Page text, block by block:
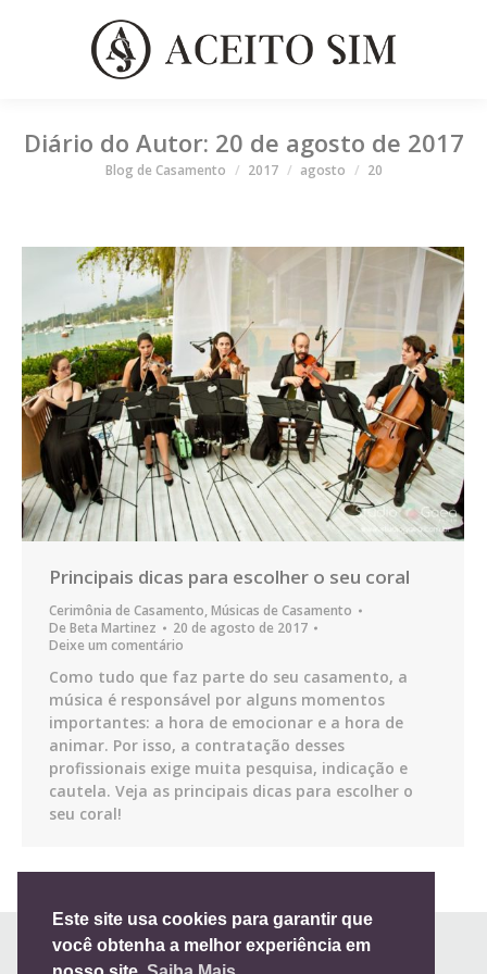
Diário do Autor: 20 de agosto de 2017
Você está aqui
Blog de Casamento 2017 agosto 20
Principais dicas para escolher o seu coral
Cerimônia de Casamento,Músicas de Casamento
De Beta Martinez
20 de agosto de 2017
Deixe um comentário
Como tudo que faz parte do seu casamento, a
música é responsável por alguns momentos
importantes: a hora de emocionar e a hora de
animar. Por isso, a contratação desses
profissionais exige muita pesquisa, indicação e
cautela. Veja as principais dicas para escolher o
seu coral!
Este site usa cookies para garantir que
você obtenha a melhor experiência em